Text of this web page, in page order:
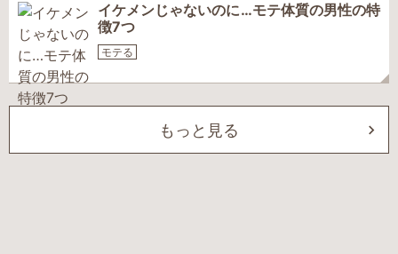
イケメンじゃないのに…モテ体質の男性の特
徴7つ
モテる
もっと見る